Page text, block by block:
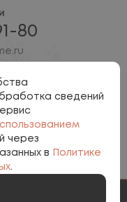
80
сведений
через
в
Политике
.